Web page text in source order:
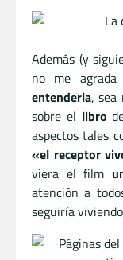
Además (y
no me agrada
entenderla, sea
sobre el libro
aspectos tales
«el receptor
viera el film
atención a
seguiría